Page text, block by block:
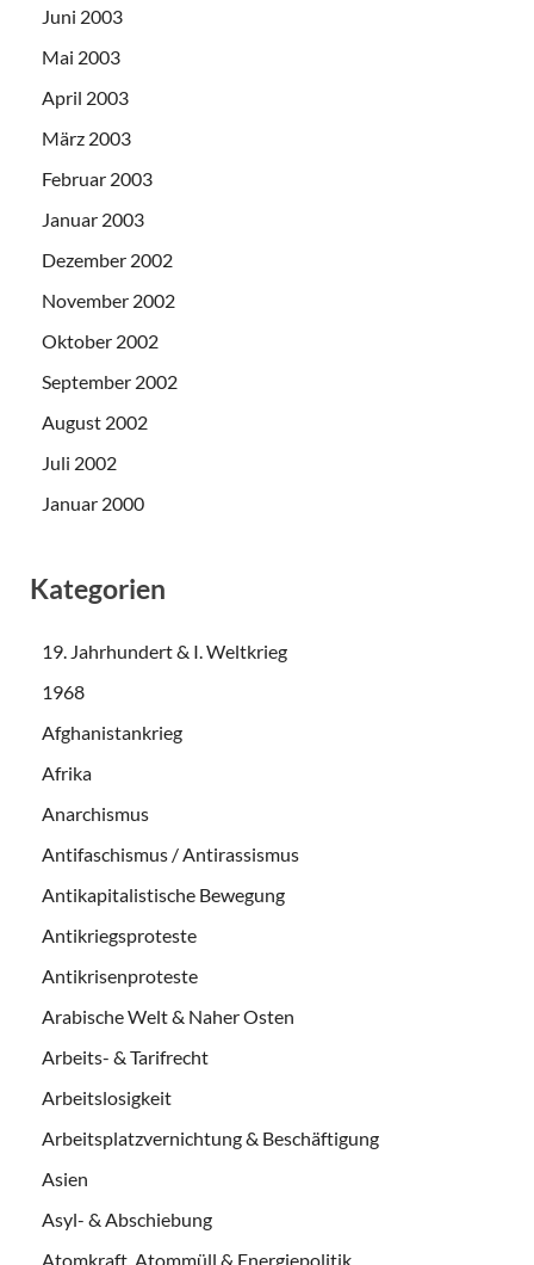
Juni 2003
Mai 2003
April 2003
März 2003
Februar 2003
Januar 2003
Dezember 2002
November 2002
Oktober 2002
September 2002
August 2002
Juli 2002
Januar 2000
Kategorien
19. Jahrhundert & I. Weltkrieg
1968
Afghanistankrieg
Afrika
Anarchismus
Antifaschismus / Antirassismus
Antikapitalistische Bewegung
Antikriegsproteste
Antikrisenproteste
Arabische Welt & Naher Osten
Arbeits- & Tarifrecht
Arbeitslosigkeit
Arbeitsplatzvernichtung & Beschäftigung
Asien
Asyl- & Abschiebung
Atomkraft, Atommüll & Energiepolitik